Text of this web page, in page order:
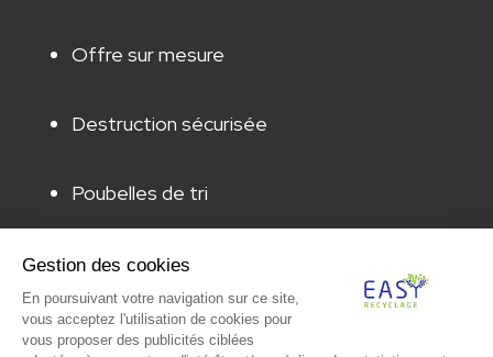
Offre sur mesure
Destruction sécurisée
Poubelles de tri
Animation & sensibilisation
Audit & caractérisation
Gestion des cookies
En poursuivant votre navigation sur ce site,
vous acceptez l'utilisation de cookies pour
vous proposer des publicités ciblées